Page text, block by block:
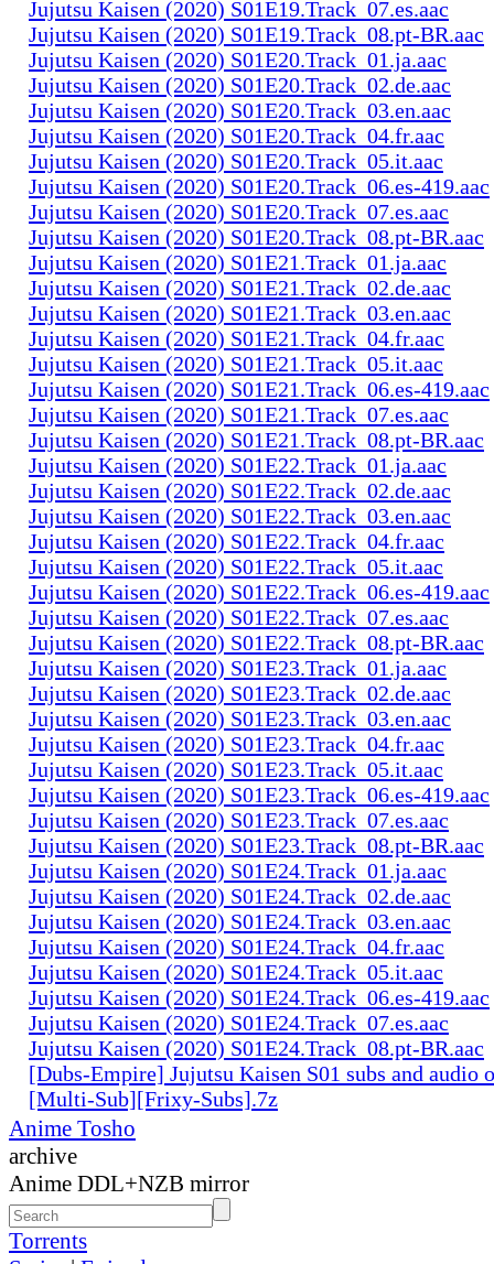
Jujutsu Kaisen (2020) S01E19.Track_07.es.aac
Jujutsu Kaisen (2020) S01E19.Track_08.pt-BR.aac
Jujutsu Kaisen (2020) S01E20.Track_01.ja.aac
Jujutsu Kaisen (2020) S01E20.Track_02.de.aac
Jujutsu Kaisen (2020) S01E20.Track_03.en.aac
Jujutsu Kaisen (2020) S01E20.Track_04.fr.aac
Jujutsu Kaisen (2020) S01E20.Track_05.it.aac
Jujutsu Kaisen (2020) S01E20.Track_06.es-419.aac
Jujutsu Kaisen (2020) S01E20.Track_07.es.aac
Jujutsu Kaisen (2020) S01E20.Track_08.pt-BR.aac
Jujutsu Kaisen (2020) S01E21.Track_01.ja.aac
Jujutsu Kaisen (2020) S01E21.Track_02.de.aac
Jujutsu Kaisen (2020) S01E21.Track_03.en.aac
Jujutsu Kaisen (2020) S01E21.Track_04.fr.aac
Jujutsu Kaisen (2020) S01E21.Track_05.it.aac
Jujutsu Kaisen (2020) S01E21.Track_06.es-419.aac
Jujutsu Kaisen (2020) S01E21.Track_07.es.aac
Jujutsu Kaisen (2020) S01E21.Track_08.pt-BR.aac
Jujutsu Kaisen (2020) S01E22.Track_01.ja.aac
Jujutsu Kaisen (2020) S01E22.Track_02.de.aac
Jujutsu Kaisen (2020) S01E22.Track_03.en.aac
Jujutsu Kaisen (2020) S01E22.Track_04.fr.aac
Jujutsu Kaisen (2020) S01E22.Track_05.it.aac
Jujutsu Kaisen (2020) S01E22.Track_06.es-419.aac
Jujutsu Kaisen (2020) S01E22.Track_07.es.aac
Jujutsu Kaisen (2020) S01E22.Track_08.pt-BR.aac
Jujutsu Kaisen (2020) S01E23.Track_01.ja.aac
Jujutsu Kaisen (2020) S01E23.Track_02.de.aac
Jujutsu Kaisen (2020) S01E23.Track_03.en.aac
Jujutsu Kaisen (2020) S01E23.Track_04.fr.aac
Jujutsu Kaisen (2020) S01E23.Track_05.it.aac
Jujutsu Kaisen (2020) S01E23.Track_06.es-419.aac
Jujutsu Kaisen (2020) S01E23.Track_07.es.aac
Jujutsu Kaisen (2020) S01E23.Track_08.pt-BR.aac
Jujutsu Kaisen (2020) S01E24.Track_01.ja.aac
Jujutsu Kaisen (2020) S01E24.Track_02.de.aac
Jujutsu Kaisen (2020) S01E24.Track_03.en.aac
Jujutsu Kaisen (2020) S01E24.Track_04.fr.aac
Jujutsu Kaisen (2020) S01E24.Track_05.it.aac
Jujutsu Kaisen (2020) S01E24.Track_06.es-419.aac
Jujutsu Kaisen (2020) S01E24.Track_07.es.aac
Jujutsu Kaisen (2020) S01E24.Track_08.pt-BR.aac
[Dubs-Empire] Jujutsu Kaisen S01 subs and
[Multi-Sub][Frixy-Subs].7z
Anime Tosho
archive
Anime DDL+NZB mirror
Torrents